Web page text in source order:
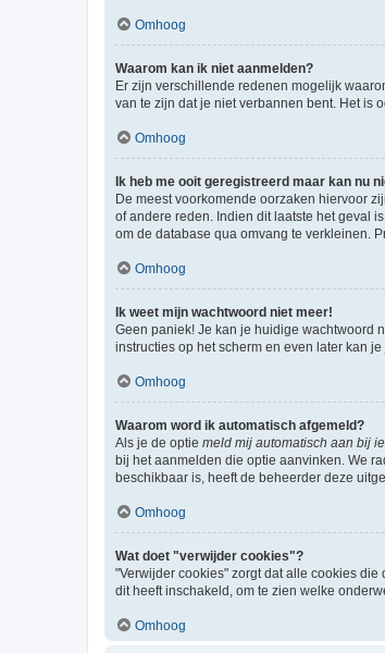
Omhoog
Waarom kan ik niet aanmelden?
Er zijn verschillende redenen mogelijk
van te zijn dat je niet verbannen bent. Het is
Omhoog
Ik heb me ooit geregistreerd maar kan nu
De meest voorkomende oorzaken hiervoor
of andere reden. Indien dit laatste het geval
om de database qua omvang te verkleinen.
Omhoog
Ik weet mijn wachtwoord niet meer!
Geen paniek! Je kan je huidige wachtwoord
instructies op het scherm en even later kan
Omhoog
Waarom word ik automatisch afgemeld?
Als je de optie meld mij automatisch aan bij
bij het aanmelden die optie aanvinken. We
beschikbaar is, heeft de beheerder deze
Omhoog
Wat doet "verwijder cookies"?
"Verwijder cookies" zorgt dat alle cookies
dit heeft inschakeld, om te zien welke
Omhoog